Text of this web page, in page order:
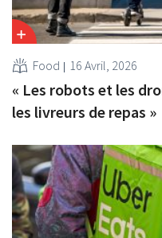
Food 16 Avril, 2026
« Les robots et les
les livreurs de repas »